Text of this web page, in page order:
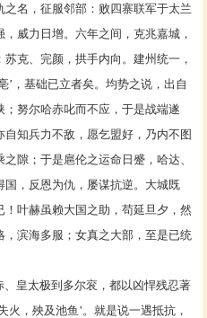
名，征服邻部：败四寨联军于太兰
威力日增。六年之间，克兆嘉城，
克、完颜，拱手内向。建州统一，
’，基础已立者矣。均势之说，出自
努尔哈赤叱而不应，于是战端遂
知兵力不敌，愿乞盟好，乃内不图
隙；于是扈伦之运命日蹙，哈达、
，反恩为仇，屡谋抗逆。大城既
叶赫虽赖大国之助，苟延旦夕，然
滨海多服；女真之大部，至是已统
、皇太极到多尔衮，都以凶悍残忍著
火，殃及池鱼’。就是说一遇抵抗，